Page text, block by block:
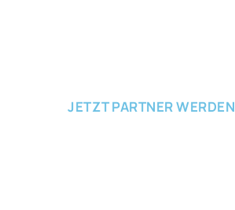
JETZT PARTNER WERDEN